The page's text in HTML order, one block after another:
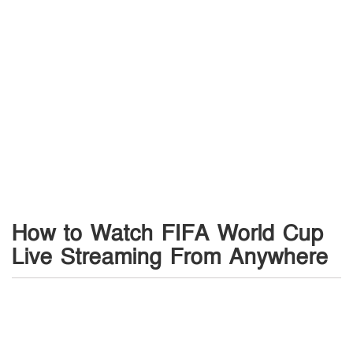
How to Watch FIFA World Cup
Live Streaming From Anywhere